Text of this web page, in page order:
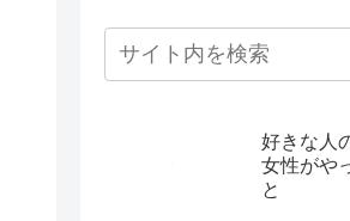
好きな人
女性がや
と